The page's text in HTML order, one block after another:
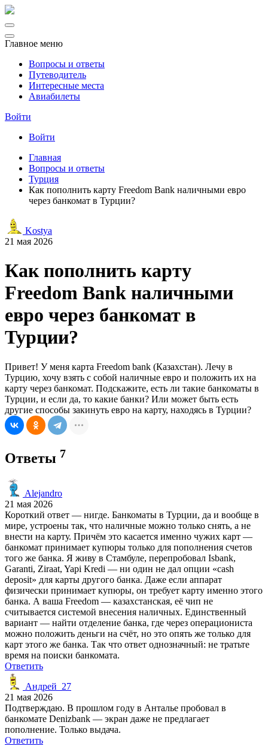
Главное меню
Вопросы и ответы
Путеводитель
Интересные места
Авиабилеты
Войти
Войти
Главная
Вопросы и ответы
Турция
Как пополнить карту Freedom Bank наличными евро
через банкомат в Турции?
Kostya
21 мая 2026
Как пополнить карту
Freedom Bank наличными
евро через банкомат в
Турции?
Привет! У меня карта Freedom bank (Казахстан). Лечу в
Турцию, хочу взять с собой наличные евро и положить их на
карту через банкомат. Подскажите, есть ли такие банкоматы в
Турции, и если да, то какие банки? Или может быть есть
другие способы закинуть евро на карту, находясь в Турции?
Ответы 7
Alejandro
21 мая 2026
Короткий ответ — нигде. Банкоматы в Турции, да и вообще в
мире, устроены так, что наличные можно только снять, а не
внести на карту. Причём это касается именно чужих карт —
банкомат принимает купюры только для пополнения счетов
того же банка. Я живу в Стамбуле, перепробовал Isbank,
Garanti, Ziraat, Yapi Kredi — ни один не дал опции «cash
deposit» для карты другого банка. Даже если аппарат
физически принимает купюры, он требует карту именно этого
банка. А ваша Freedom — казахстанская, её чип не
считывается системой внесения наличных. Единственный
вариант — найти отделение банка, где через операциониста
можно положить деньги на счёт, но это опять же только для
карт этого же банка. Так что ответ однозначный: не тратьте
время на поиски банкомата.
Ответить
Андрей_27
21 мая 2026
Подтверждаю. В прошлом году в Анталье пробовал в
банкомате Denizbank — экран даже не предлагает
пополнение. Только выдача.
Ответить